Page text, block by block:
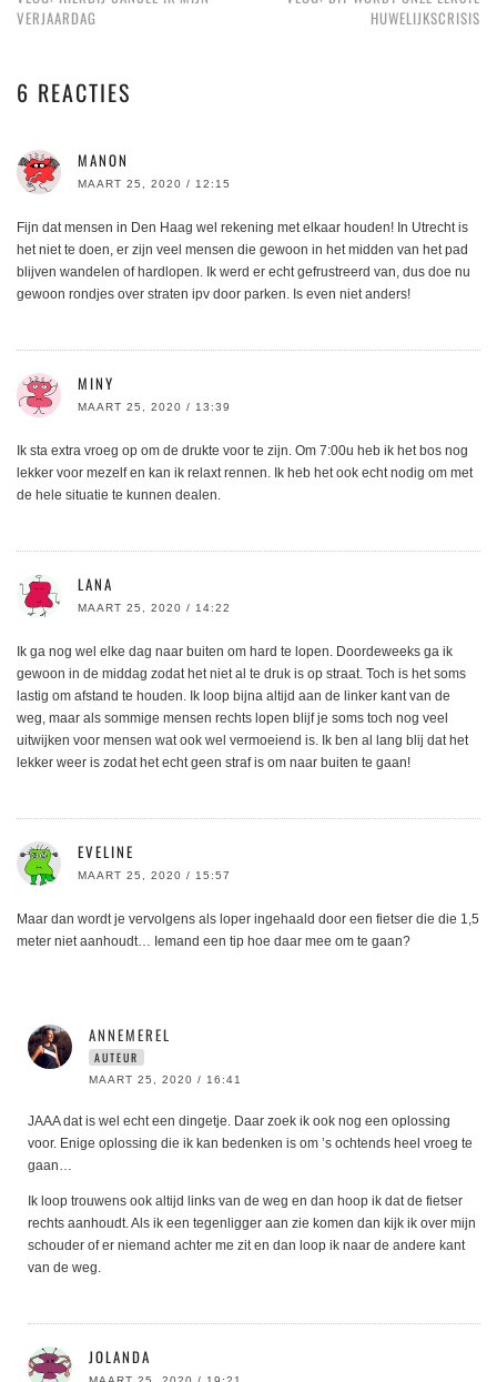
VERJAARDAG
HUWELIJKSCRISIS
6 REACTIES
MANON
MAART 25, 2020 / 12:15
Fijn dat mensen in Den Haag wel rekening met elkaar houden! In Utrecht is
het niet te doen, er zijn veel mensen die gewoon in het midden van het pad
blijven wandelen of hardlopen. Ik werd er echt gefrustreerd van, dus doe nu
gewoon rondjes over straten ipv door parken. Is even niet anders!
MINY
MAART 25, 2020 / 13:39
Ik sta extra vroeg op om de drukte voor te zijn. Om 7:00u heb ik het bos nog
lekker voor mezelf en kan ik relaxt rennen. Ik heb het ook echt nodig om met
de hele situatie te kunnen dealen.
LANA
MAART 25, 2020 / 14:22
Ik ga nog wel elke dag naar buiten om hard te lopen. Doordeweeks ga ik
gewoon in de middag zodat het niet al te druk is op straat. Toch is het soms
lastig om afstand te houden. Ik loop bijna altijd aan de linker kant van de
weg, maar als sommige mensen rechts lopen blijf je soms toch nog veel
uitwijken voor mensen wat ook wel vermoeiend is. Ik ben al lang blij dat het
lekker weer is zodat het echt geen straf is om naar buiten te gaan!
EVELINE
MAART 25, 2020 / 15:57
Maar dan wordt je vervolgens als loper ingehaald door een fietser die die 1,5
meter niet aanhoudt… Iemand een tip hoe daar mee om te gaan?
ANNEMEREL
AUTEUR
MAART 25, 2020 / 16:41
JAAA dat is wel echt een dingetje. Daar zoek ik ook nog een oplossing
voor. Enige oplossing die ik kan bedenken is om ’s ochtends heel vroeg te
gaan…
Ik loop trouwens ook altijd links van de weg en dan hoop ik dat de fietser
rechts aanhoudt. Als ik een tegenligger aan zie komen dan kijk ik over mijn
schouder of er niemand achter me zit en dan loop ik naar de andere kant
van de weg.
JOLANDA